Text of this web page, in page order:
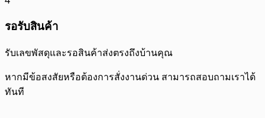
รอรับสินค้า
รับเลขพัสดุและรอสินค้าส่งตรงถึงบ้านคุณ
หากมีข้อสงสัยหรือต้องการสั่งงานด่วน สามารถสอบถามเราได้
ทันที